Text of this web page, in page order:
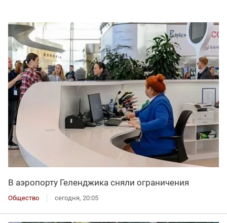
В аэропорту Геленджика сняли ограничения
Общество сегодня, 20:05